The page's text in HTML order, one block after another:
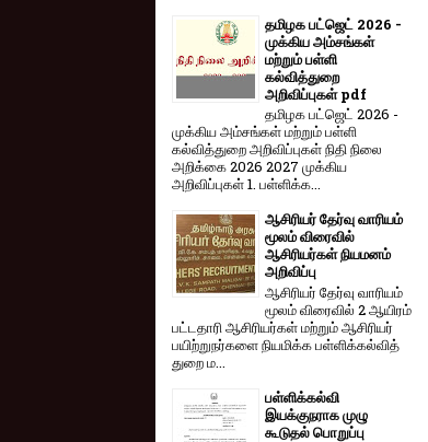
தமிழக பட்ஜெட் 2026 -
முக்கிய அம்சங்கள்
மற்றும் பள்ளி
கல்வித்துறை
அறிவிப்புகள் pdf
தமிழக பட்ஜெட் 2026 -
முக்கிய அம்சங்கள் மற்றும் பள்ளி
கல்வித்துறை அறிவிப்புகள் நிதி நிலை
அறிக்கை 2026 2027 முக்கிய
அறிவிப்புகள் 1. பள்ளிக்க...
ஆசிரியர் தேர்வு வாரியம்
மூலம் விரைவில்
ஆசிரியர்கள் நியமனம்
அறிவிப்பு
ஆசிரியர் தேர்வு வாரி​யம்
மூலம் விரை​வில் 2 ஆயிரம்
பட்​ட​தாரி ஆசிரியர்​கள் மற்​றும் ஆசிரியர்
பயிற்றுநர்​களை நியமிக்க பள்​ளிக்​கல்​வித்​
துறை ம...
பள்ளிக்கல்வி
இயக்குநராக முழு
கூடுதல் பொறுப்பு